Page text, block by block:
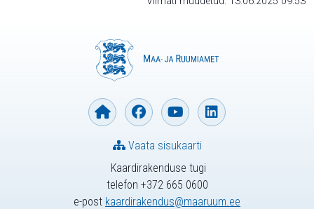
Kaardirakenduse tugi
telefon +372 665 0600
e-post kaardirakendus@maaruum.ee
Vaata sisukaarti